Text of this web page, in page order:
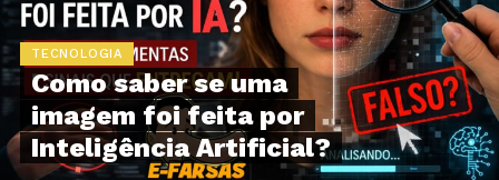
TECNOLOGIA
Como saber se uma
imagem foi feita por
Inteligência Artificial?